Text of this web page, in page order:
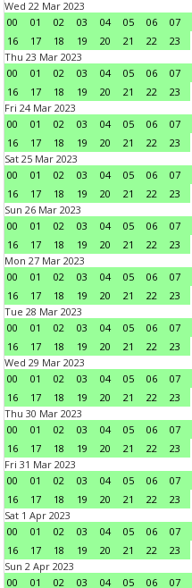
Wed 22 Mar 2023
00
01 02 03 04 05 06 07
16
17 18 19 20 21 22
23
Thu 23 Mar 2023
00
01 02 03 04 05 06 07
16
17 18 19 20 21 22
23
Fri 24 Mar 2023
00
01 02 03 04 05 06 07
16
17 18 19 20 21 22
23
Sat 25 Mar 2023
00
01 02 03 04 05 06 07
16
17 18 19 20 21 22
23
Sun 26 Mar 2023
00
01 02 03 04 05 06 07
16
17 18 19 20 21 22
23
Mon 27 Mar 2023
00
01 02 03 04 05 06 07
16
17 18 19 20 21 22
23
Tue 28 Mar 2023
00
01 02 03 04 05 06 07
16
17 18 19 20 21 22
23
Wed 29 Mar 2023
00
01 02 03 04 05 06 07
16
17 18 19 20 21 22
23
Thu 30 Mar 2023
00
01 02 03 04 05 06 07
16
17 18 19 20 21 22
23
Fri 31 Mar 2023
00
01 02 03 04 05 06 07
16
17 18 19 20 21 22
23
Sat 1 Apr 2023
00
01 02 03 04 05 06 07
16
17 18 19 20 21 22
23
Sun 2 Apr 2023
00
01 02 03 04 05 06 07